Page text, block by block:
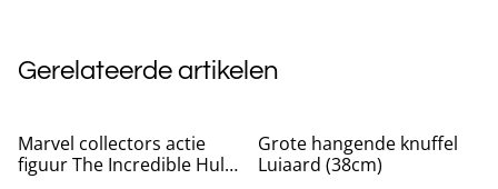
Gerelateerde artikelen
Marvel collectors actie
figuur The Incredible Hulk
Grote hangende knuffel
Luiaard (38cm)